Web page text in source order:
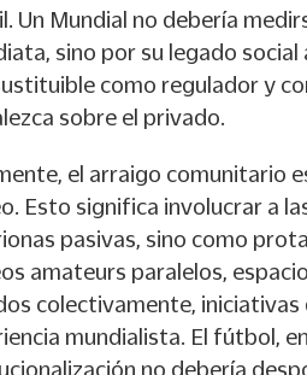
Un Mundial no debería
sino por su legado
como regulador y
sobre el privado.
el arraigo comunitario
Esto significa involucrar a
pasivas, sino como
amateurs paralelos,
colectivamente, iniciativas
mundialista. El fútbol,
no debería